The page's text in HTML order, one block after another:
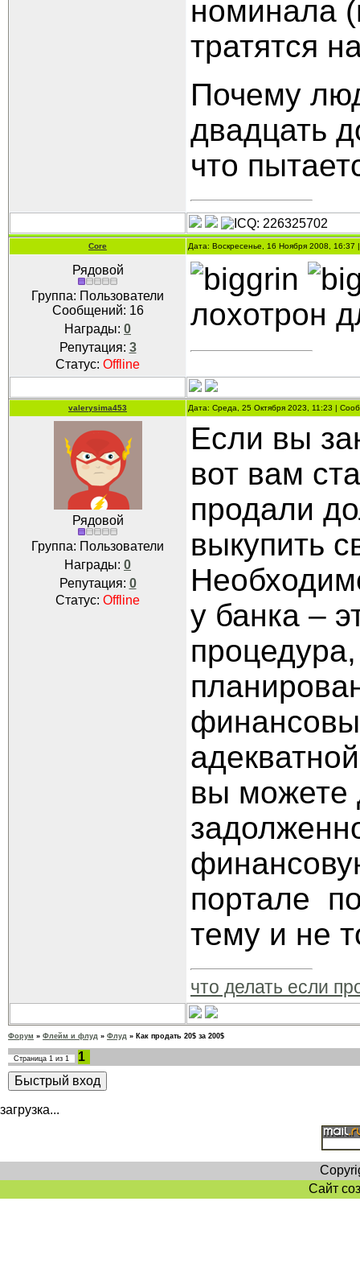
номинала
тратятся
Почему
двадцать
что
Core Дата: Воскресенье, 16 Ноября 2008,
Рядовой
Группа: Пользователи
Сообщений: 16
Награды: 0
Репутация: 3
Статус: Offline
лохотрон
valerysima453 Дата: Среда, 25 Октября 2023, 11:23 |
Рядовой
Группа: Пользователи
Награды: 0
Репутация: 0
Статус: Offline
Если вы
вот вам
продали
выкупить
у банка –
вы можете
портале
тему и не
что делать если
Форум » Флейм и флуд » Флуд » Как продать 20$ за 200$
Страница 1 из 1 1
загрузка...
Сайт